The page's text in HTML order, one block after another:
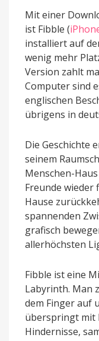
Mit einer
ist Fibble (
installiert auf
wenig mehr
Version zahlt
Computer sind
englischen
übrigens in
Die Geschichte
seinem
Menschen-
Freunde wieder
Hause
spannenden
grafisch
allerhöchsten
Fibble ist eine
Labyrinth. Man
dem Finger auf
überspringt mit
Hindernisse,